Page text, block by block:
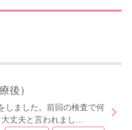
後）
しました。前回の検査で何
大丈夫と言われまし…